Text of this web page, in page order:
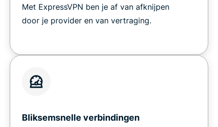
Met ExpressVPN ben je af van afknijpen
door je provider en van vertraging.
Bliksemsnelle verbindingen